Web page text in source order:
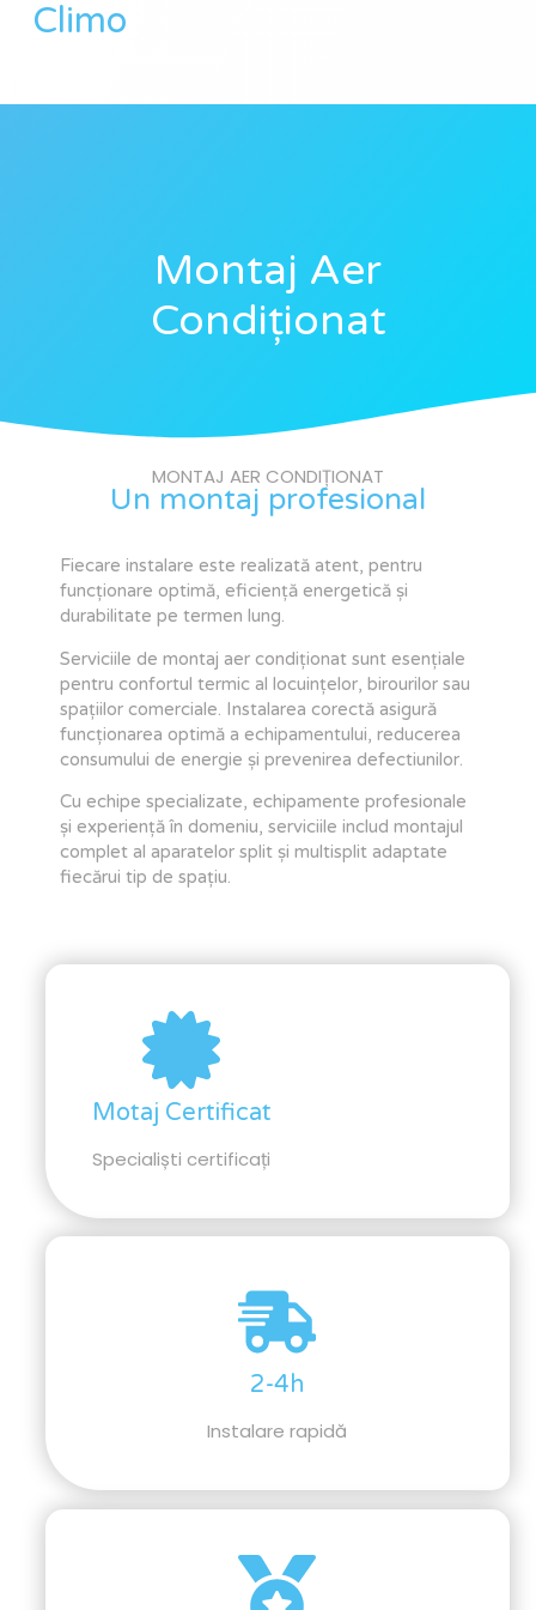
Climo
Montaj Aer
Condiționat
MONTAJ AER CONDIȚIONAT
Un montaj profesional
Fiecare instalare este realizată atent, pentru
funcționare optimă, eficiență energetică și
durabilitate pe termen lung.
Serviciile de montaj aer condiționat sunt esențiale
pentru confortul termic al locuințelor, birourilor sau
spațiilor comerciale. Instalarea corectă asigură
funcționarea optimă a echipamentului, reducerea
consumului de energie și prevenirea defectiunilor.
Cu echipe specializate, echipamente profesionale
și experiență în domeniu, serviciile includ montajul
complet al aparatelor split și multisplit adaptate
fiecărui tip de spațiu.
Motaj Certificat
Specialiști certificați
2-4h
Instalare rapidă